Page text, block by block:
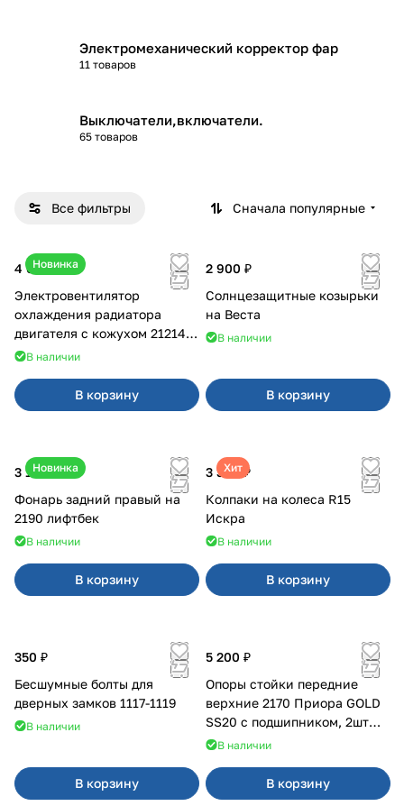
Электромеханический корректор фар
11 товаров
Выключатели,включатели.
65 товаров
Все фильтры Сначала популярные
Новинка
4 600 ₽
Электровентилятор
охлаждения радиатора
двигателя с кожухом 21214
2121-21213 ВАЛЕЕ 95
В наличии
В корзину
2 900 ₽
Солнцезащитные козырьки
на Веста
В наличии
В корзину
Новинка
3 100 ₽
Фонарь задний правый на
2190 лифтбек
В наличии
В корзину
Хит
3 380 ₽
Колпаки на колеса R15
Искра
В наличии
В корзину
350 ₽
Бесшумные болты для
дверных замков 1117-1119
В наличии
В корзину
5 200 ₽
Опоры стойки передние
верхние 2170 Приора GOLD
SS20 с подшипником, 2шт
10116
В наличии
В корзину